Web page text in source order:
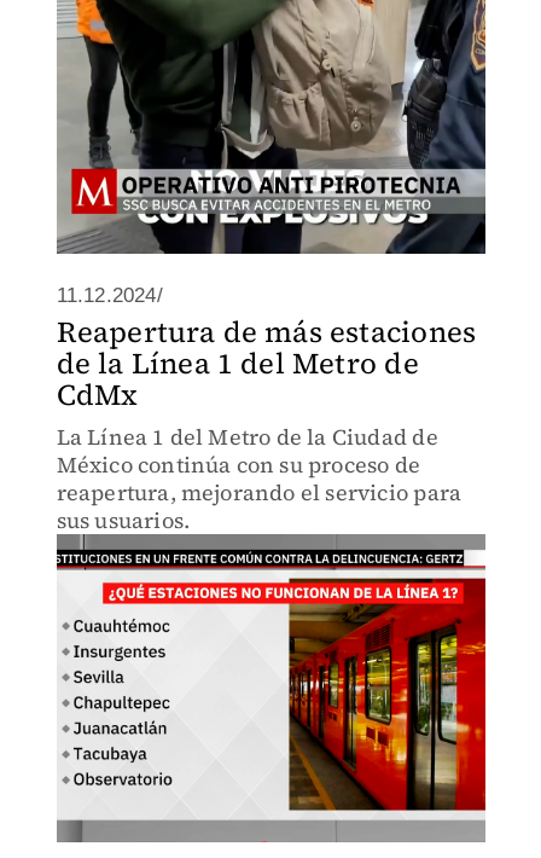
11.12.2024/
Reapertura de más estaciones
de la Línea 1 del Metro de
CdMx
La Línea 1 del Metro de la Ciudad de
México continúa con su proceso de
reapertura, mejorando el servicio para
sus usuarios.